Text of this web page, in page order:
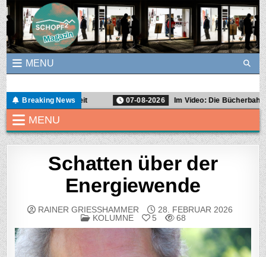
Skip to content
MENU
Schopf2Magazin
Ein Graswurzel-Magazin für Demokratie- und Soziokultur in
Breaking News
uns die Wahrheit 07-08-2026 Im Video: Die Bücherbahn
MENU
Schatten über der
Energiewende
RAINER GRIESSHAMMER
28. FEBRUAR 2026
POSTED IN
KOLUMNE 5 68